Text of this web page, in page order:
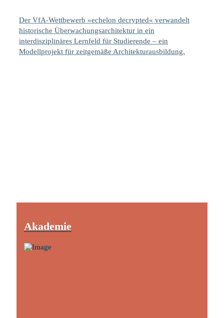
Der VfA-Wettbewerb »echelon decrypted« verwandelt
historische Überwachungsarchitektur in ein
interdisziplinäres Lernfeld für Studierende – ein
Modellprojekt für zeitgemäße Architekturausbildung.
Akademie